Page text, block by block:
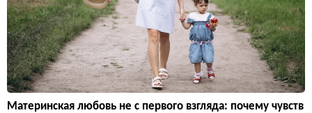
Материнская любовь не с первого взгляда: почему чувств